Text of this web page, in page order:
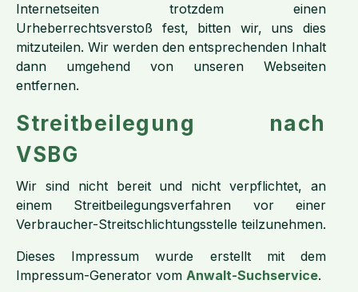
Internetseiten trotzdem einen
Urheberrechtsverstoß fest, bitten wir, uns dies
mitzuteilen. Wir werden den entsprechenden Inhalt
dann umgehend von unseren Webseiten
entfernen.
Streitbeilegung nach
VSBG
Wir sind nicht bereit und nicht verpflichtet, an
einem Streitbeilegungsverfahren vor einer
Verbraucher-Streitschlichtungsstelle teilzunehmen.
Dieses Impressum wurde erstellt mit dem
Impressum-Generator vom Anwalt-Suchservice.